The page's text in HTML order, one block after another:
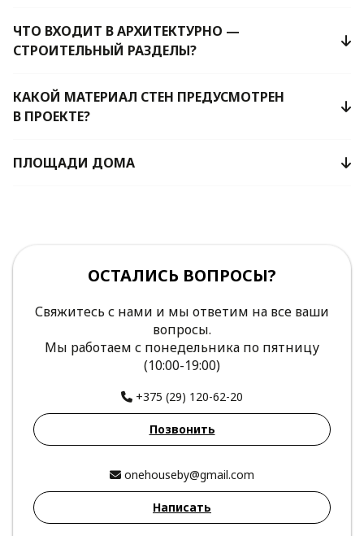
ЧТО ВХОДИТ В АРХИТЕКТУРНО —
СТРОИТЕЛЬНЫЙ РАЗДЕЛЫ?
КАКОЙ МАТЕРИАЛ СТЕН ПРЕДУСМОТРЕН
В ПРОЕКТЕ?
ПЛОЩАДИ ДОМА
ОСТАЛИСЬ ВОПРОСЫ?
Свяжитесь с нами и мы ответим на все ваши
вопросы.
Мы работаем с понедельника по пятницу
(10:00-19:00)
+375 (29) 120-62-20
Позвонить
onehouseby@gmail.com
Написать